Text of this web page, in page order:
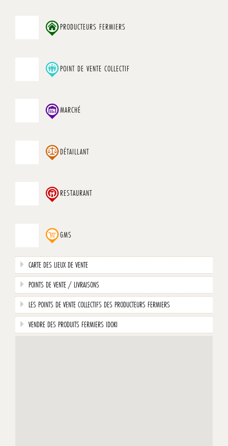
PRODUCTEURS FERMIERS
POINT DE VENTE COLLECTIF
MARCHÉ
DÉTAILLANT
RESTAURANT
GMS
CARTE DES LIEUX DE VENTE
POINTS DE VENTE / LIVRAISONS
LES POINTS DE VENTE COLLECTIFS DES PRODUCTEURS FERMIERS
VENDRE DES PRODUITS FERMIERS IDOKI